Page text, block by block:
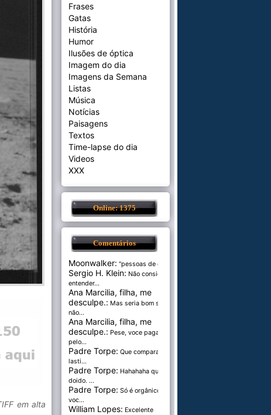
em alta
Frases
Gatas
História
Humor
Ilusões de óptica
Imagem do dia
Imagens da Semana
Listas
Música
Notícias
Paisagens
Textos
Time-lapse do dia
Videos
XXX
Online: 1375
Comentários
Moonwalker: "pessoas de cer...
Sergio H. Klein: Não consigo
entender...
Ana Marcilia, filha, me
desculpe.: Mas seria bom se
não...
Ana Marcilia, filha, me
desculpe.: Pese, voce paga
pelo...
Padre Torpe: Que comparação
lasti...
Padre Torpe: Hahahaha que
doido. ...
Padre Torpe: Só é orgânico se
voc...
William Lopes: Excelente